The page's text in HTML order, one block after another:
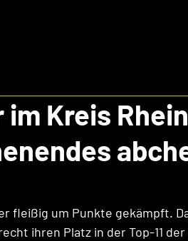
Kreis
fleißig um Punkte gekämpft.
ihren Platz in der Top-11 der